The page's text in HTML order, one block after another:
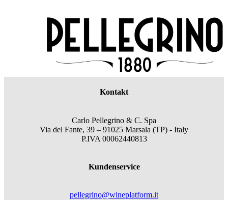
Kontakt
Carlo Pellegrino & C. Spa
Via del Fante, 39 – 91025 Marsala (TP) - Italy
P.IVA 00062440813
Kundenservice
pellegrino@wineplatform.it